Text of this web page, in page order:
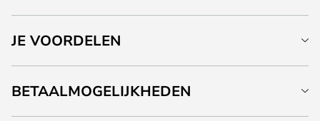
JE VOORDELEN
BETAALMOGELIJKHEDEN